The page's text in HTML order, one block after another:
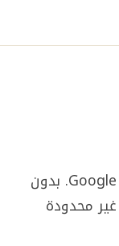
بطاقات ولاء Apple Wallet وGoogle Wallet. بدون
تطبيق. بدون احتكاك. إشعارات Push غير محدودة